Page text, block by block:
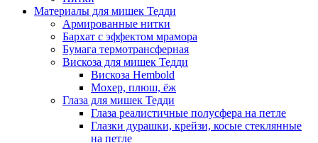
Материалы для мишек Тедди
Армированные нитки
Бархат с эффектом мрамора
Бумага термотрансферная
Вискоза для мишек Тедди
Вискоза Hembold
Мохер, плюш, ёж
Глаза для мишек Тедди
Глаза реалистичные полусфера на петле
Глазки дурашки, крейзи, косые стеклянные
на петле